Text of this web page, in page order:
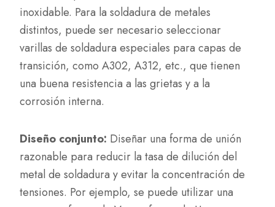
inoxidable. Para la soldadura de metales
distintos, puede ser necesario seleccionar
varillas de soldadura especiales para capas de
transición, como A302, A312, etc., que tienen
una buena resistencia a las grietas y a la
corrosión interna.
Diseño conjunto: Diseñar una forma de unión
razonable para reducir la tasa de dilución del
metal de soldadura y evitar la concentración de
tensiones. Por ejemplo, se puede utilizar una